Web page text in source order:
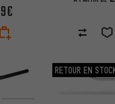
: 5 sur 5 d'après 5 avis
RETOUR EN